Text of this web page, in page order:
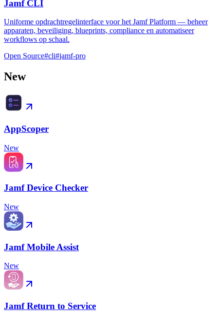
Jamf CLI
Uniforme opdrachtregelinterface voor het Jamf Platform — beheer
apparaten, beveiliging, blueprints, compliance en automatiseer
workflows op schaal.
Open Source#cli#jamf-pro
New
AppScoper
New
Jamf Device Checker
New
Jamf Mobile Assist
New
Jamf Return to Service